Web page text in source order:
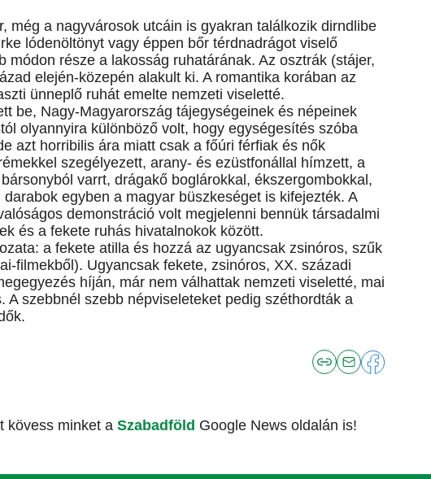
még a nagyvárosok utcáin is gyakran találkozik dirndlibe
lódenöltönyt vagy éppen bőr térdnadrágot viselő
módon része a lakosság ruhatárának. Az osztrák (stájer,
elején-közepén alakult ki. A romantika korában az
ünneplő ruhát emelte nemzeti viseletté.
be, Nagy-Magyarország tájegységeinek és népeinek
olyannyira különböző volt, hogy egységesítés szóba
azt horribilis ára miatt csak a főúri férfiak és nők
szegélyezett, arany- és ezüstfonállal hímzett, a
varrt, drágakő boglárokkal, ékszergombokkal,
egyben a magyar büszkeséget is kifejezték. A
demonstráció volt megjelenni bennük társadalmi
és a fekete ruhás hivatalnokok között.
a fekete atilla és hozzá az ugyancsak zsinóros, szűk
filmekből). Ugyancsak fekete, zsinóros, XX. századi
híján, már nem válhattak nemzeti viseletté, mai
szebbnél szebb népviseleteket pedig széthordták a
kövess minket a Szabadföld Google News oldalán is!